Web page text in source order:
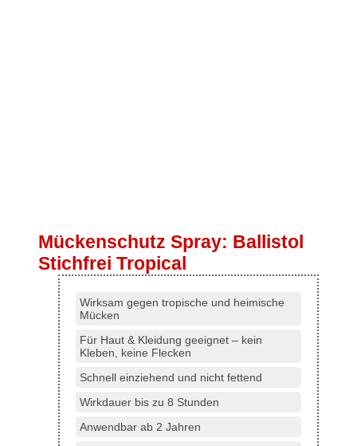
Mückenschutz Spray: Ballistol
Stichfrei Tropical
Wirksam gegen tropische und heimische
Mücken
Für Haut & Kleidung geeignet – kein
Kleben, keine Flecken
Schnell einziehend und nicht fettend
Wirkdauer bis zu 8 Stunden
Anwendbar ab 2 Jahren